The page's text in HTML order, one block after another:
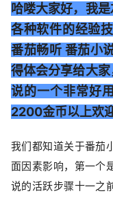
哈喽大家好，我
各种软件的经验
番茄畅听 番茄小
得体会分享给大
说的一个非常好
2200金币以上欢
我们都知道关于番茄
面因素影响，第一个
说的活跃步骤十一之